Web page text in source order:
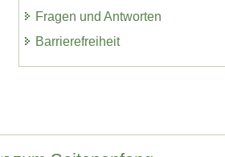
Fragen und Antworten
Barrierefreiheit